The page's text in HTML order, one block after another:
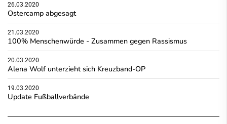
26.03.2020
Ostercamp abgesagt
21.03.2020
100% Menschenwürde - Zusammen gegen Rassismus
20.03.2020
Alena Wolf unterzieht sich Kreuzband-OP
19.03.2020
Update Fußballverbände